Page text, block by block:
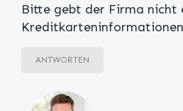
Bitte gebt der Firma nicht
ANTWORTEN